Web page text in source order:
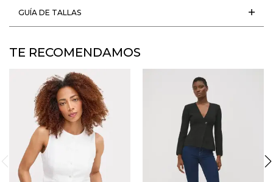
GUÍA DE TALLAS
TE RECOMENDAMOS